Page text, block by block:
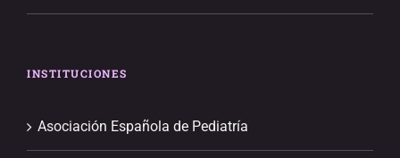
INSTITUCIONES
Asociación Española de Pediatría